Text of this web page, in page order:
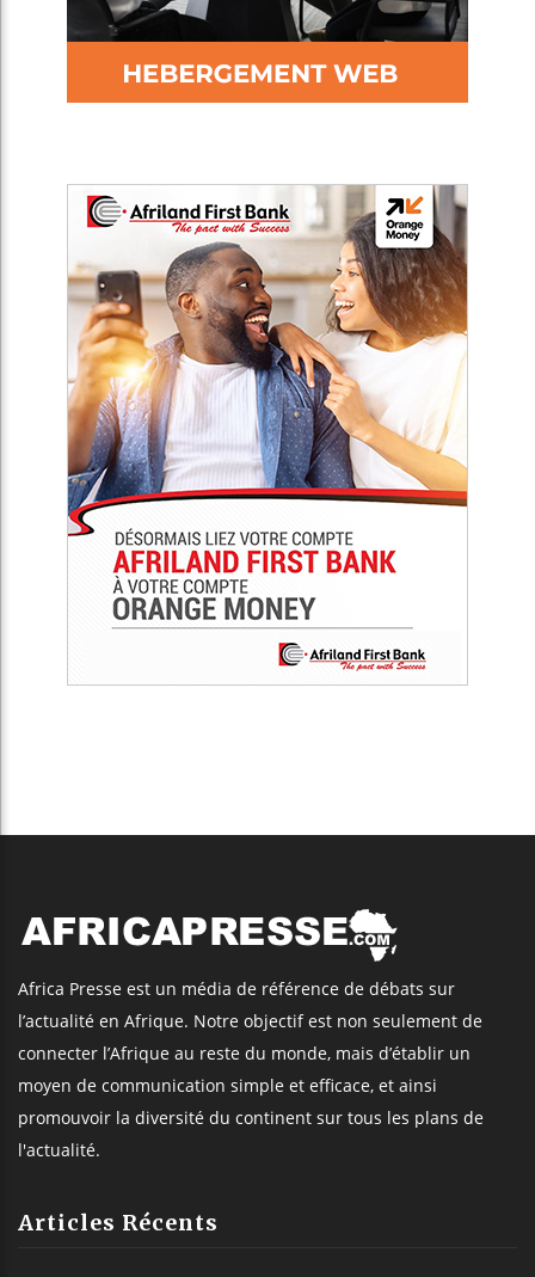
Africa Presse est un média de référence de débats sur
l’actualité en Afrique. Notre objectif est non seulement de
connecter l’Afrique au reste du monde, mais d’établir un
moyen de communication simple et efficace, et ainsi
promouvoir la diversité du continent sur tous les plans de
l'actualité.
Articles Récents